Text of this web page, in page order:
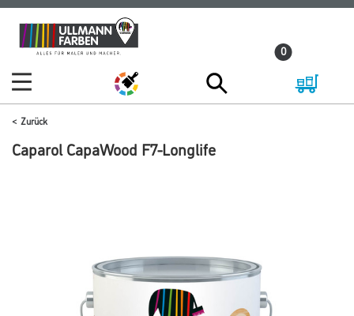
Zum
Inhalt
Zum
Navigationsmenü
0
Zurück
Caparol CapaWood F7-Longlife